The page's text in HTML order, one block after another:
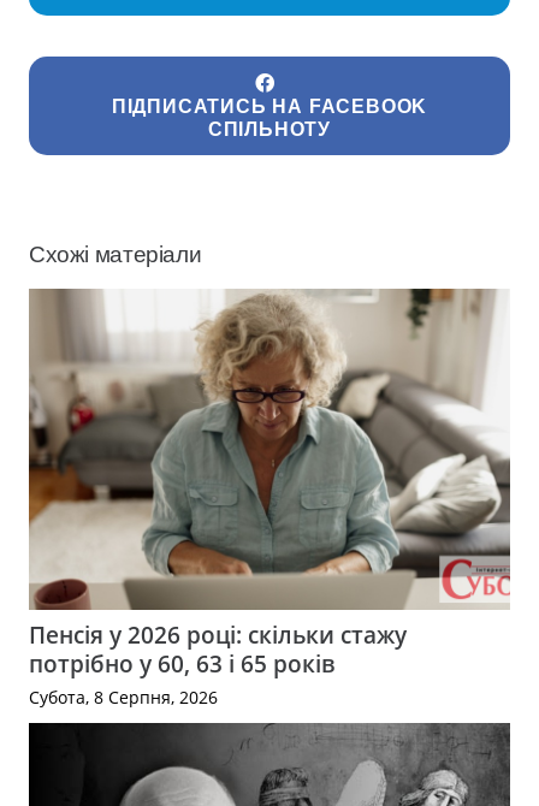
ПІДПИСАТИСЬ НА FACEBOOK
СПІЛЬНОТУ
Схожі матеріали
Пенсія у 2026 році: скільки стажу
потрібно у 60, 63 і 65 років
Субота, 8 Серпня, 2026